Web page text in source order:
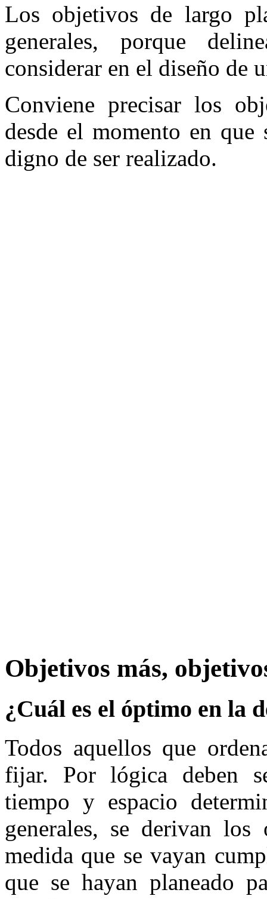
Los objetivos de largo
generales, porque
considerar en el diseño de
Conviene precisar los
desde el momento en
digno de ser realizado.
Objetivos más,
¿Cuál es el óptimo en la
Todos aquellos que
fijar. Por lógica deben
tiempo y espacio
generales, se derivan
medida que se vayan
que se hayan planeado